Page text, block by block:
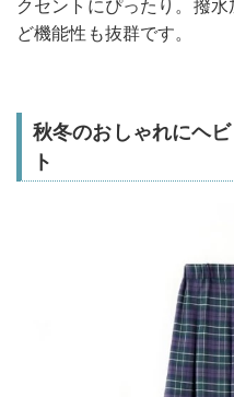
クセントにぴったり。撥
ど機能性も抜群です。
秋冬のおしゃれにヘ
ト